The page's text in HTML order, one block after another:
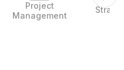
Project
Management